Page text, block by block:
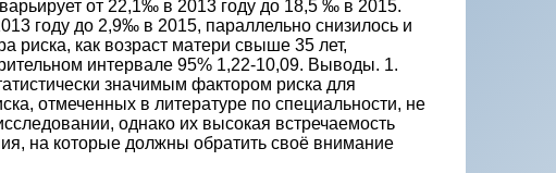
от 22,1‰ в 2013 году до 18,5 ‰ в 2015.
году до 2,9‰ в 2015, параллельно снизилось и
риска, как возраст матери свыше 35 лет,
интервале 95% 1,22-10,09. Выводы. 1.
значимым фактором риска для
отмеченных в литературе по специальности, не
однако их высокая встречаемость
на которые должны обратить своё внимание